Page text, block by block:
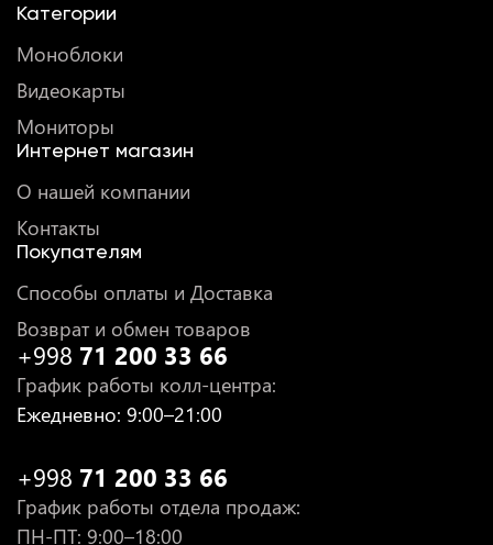
Категории
Моноблоки
Видеокарты
Мониторы
Интернет магазин
О нашей компании
Контакты
Покупателям
Способы оплаты и Доставка
Возврат и обмен товаров
+998 71 200 33 66
График работы колл-центра:
Ежедневно: 9:00–21:00
+998 71 200 33 66
График работы отдела продаж:
ПН-ПТ: 9:00–18:00